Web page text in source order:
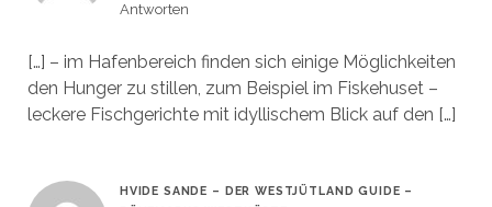
Antworten
[…] – im Hafenbereich finden sich einige Möglichkeiten
den Hunger zu stillen, zum Beispiel im Fiskehuset –
leckere Fischgerichte mit idyllischem Blick auf den […]
HVIDE SANDE – DER WESTJÜTLAND GUIDE –